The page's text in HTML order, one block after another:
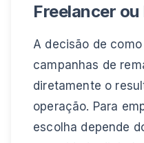
Freelancer
A decisão de
campanhas de
diretamente o
operação. Para
escolha depende